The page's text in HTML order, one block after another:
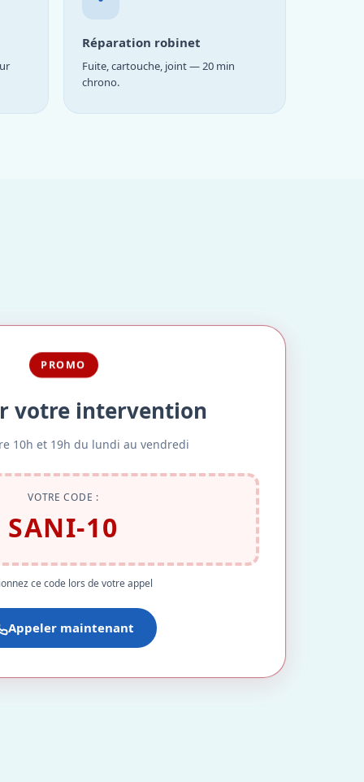
Réparation robinet
Fuite, cartouche, joint — 20 min
chrono.
PROMO
votre intervention
10h et 19h du lundi au vendredi
VOTRE CODE :
SANI-10
ce code lors de votre appel
Appeler maintenant